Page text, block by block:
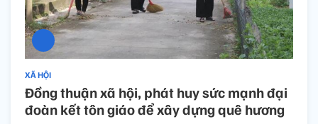
XÃ HỘI
Đồng thuận xã hội, phát huy sức mạnh đại
đoàn kết tôn giáo để xây dựng quê hương